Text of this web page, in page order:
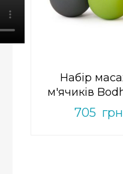
Набір
м'ячиків
705
out
of
Add to Wishlist